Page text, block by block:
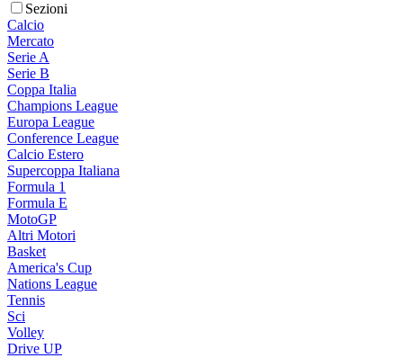
Sezioni
Calcio
Mercato
Serie A
Serie B
Coppa Italia
Champions League
Europa League
Conference League
Calcio Estero
Supercoppa Italiana
Formula 1
Formula E
MotoGP
Altri Motori
Basket
America's Cup
Nations League
Tennis
Sci
Volley
Drive UP